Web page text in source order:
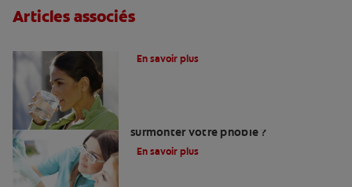
Articles associés
En savoir plus
surmonter votre phobie ?
En savoir plus